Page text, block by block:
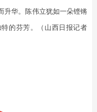
华。陈伟立犹如一朵铿锵
的芬芳。（山西日报记者